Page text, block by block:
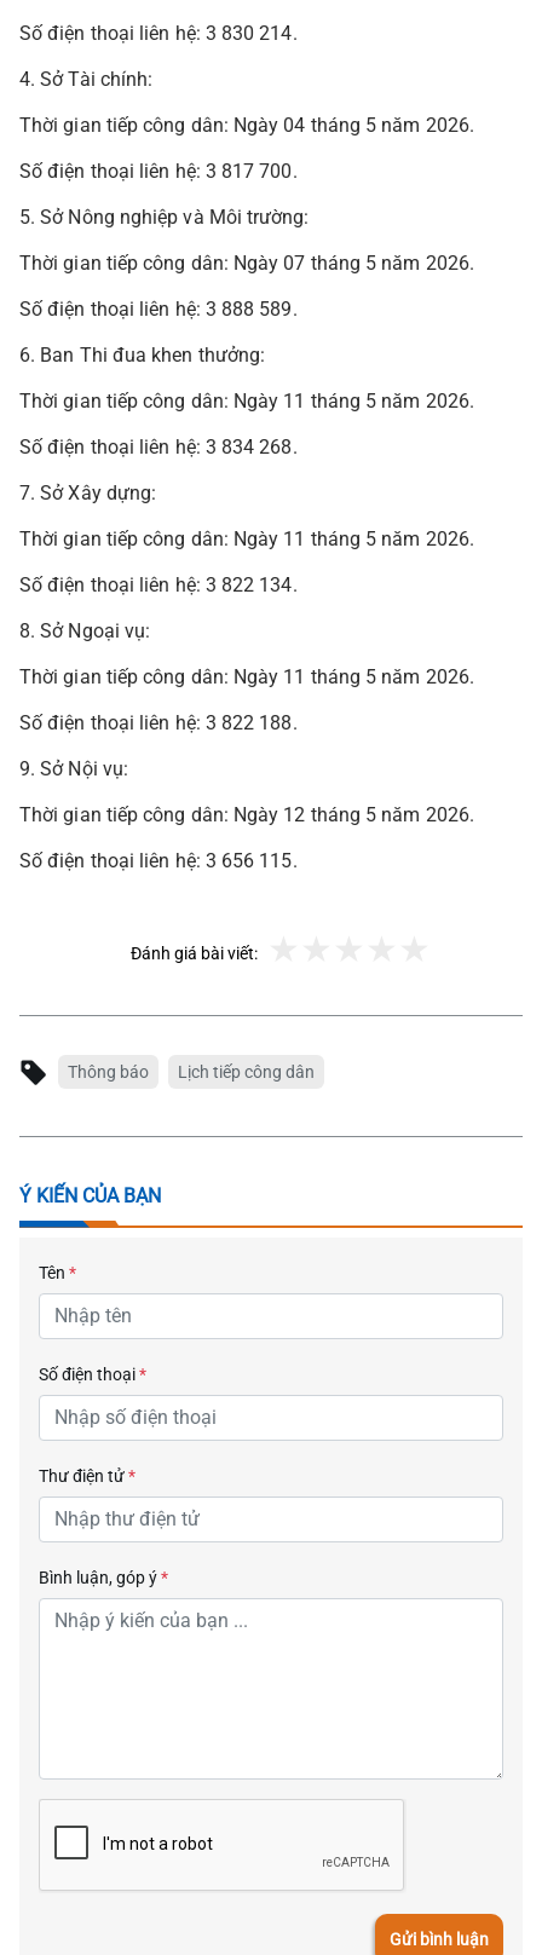
Số điện thoại liên hệ: 3 830 214.
4. Sở Tài chính:
Thời gian tiếp công dân: Ngày 04 tháng 5 năm 2026.
Số điện thoại liên hệ: 3 817 700.
5. Sở Nông nghiệp và Môi trường:
Thời gian tiếp công dân: Ngày 07 tháng 5 năm 2026.
Số điện thoại liên hệ: 3 888 589.
6. Ban Thi đua khen thưởng:
Thời gian tiếp công dân: Ngày 11 tháng 5 năm 2026.
Số điện thoại liên hệ: 3 834 268.
7. Sở Xây dựng:
Thời gian tiếp công dân: Ngày 11 tháng 5 năm 2026.
Số điện thoại liên hệ: 3 822 134.
8. Sở Ngoại vụ:
Thời gian tiếp công dân: Ngày 11 tháng 5 năm 2026.
Số điện thoại liên hệ: 3 822 188.
9. Sở Nội vụ:
Thời gian tiếp công dân: Ngày 12 tháng 5 năm 2026.
Số điện thoại liên hệ: 3 656 115.
Đánh giá bài viết:
Thông báo Lịch tiếp công dân
Ý KIẾN CỦA BẠN
Tên *
Số điện thoại*
Thư điện tử*
Bình luận, góp ý*
Gửi bình luận